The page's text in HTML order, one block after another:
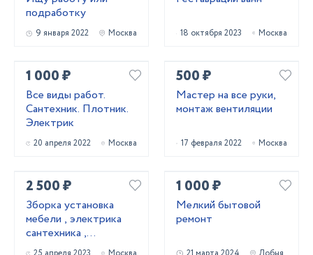
подработку
9 января 2022 Москва 18 октября 2023 Москва
1 000 ₽
Все виды работ.
Сантехник. Плотник.
Электрик
20 апреля 2022 Москва
500 ₽
Мастер на все руки,
монтаж вентиляции
17 февраля 2022 Москва
2 500 ₽
Зборка установка
мебели , электрика
сантехника ,
устранение
1 000 ₽
Мелкий бытовой
ремонт